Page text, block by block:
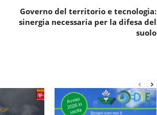
Governo del territorio e tecnologia:
sinergia necessaria per la difesa del
suolo